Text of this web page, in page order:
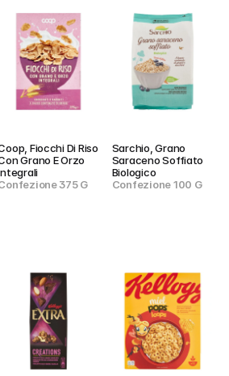
Fiocchi Di Riso
Grano E Orzo
375 G
Sarchio, Grano
Saraceno Soffiato
Biologico
Confezione 100 G